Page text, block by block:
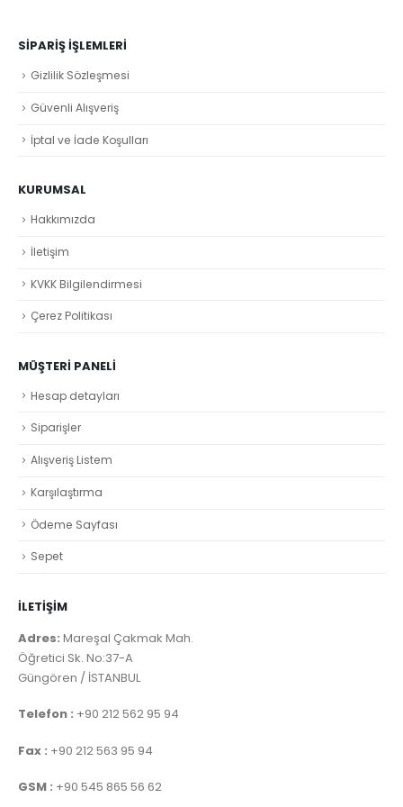
SIPARIŞ İŞLEMLERI
Gizlilik Sözleşmesi
Güvenli Alışveriş
İptal ve İade Koşulları
KURUMSAL
Hakkımızda
İletişim
KVKK Bilgilendirmesi
Çerez Politikası
MÜŞTERI PANELI
Hesap detayları
Siparişler
Alışveriş Listem
Karşılaştırma
Ödeme Sayfası
Sepet
İLETİŞİM
Adres: Mareşal Çakmak Mah.
Öğretici Sk. No:37-A
Güngören / İSTANBUL
Telefon : +90 212 562 95 94
Fax : +90 212 563 95 94
GSM : +90 545 865 56 62